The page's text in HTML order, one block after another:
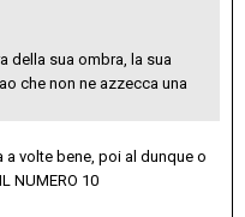
della sua ombra, la sua
che non ne azzecca una
a volte bene, poi al dunque o
NUMERO 10